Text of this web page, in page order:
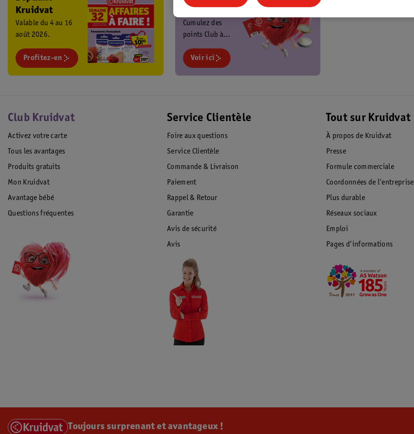
Kruidvat
Valable du 4 au 16
août 2026.
Profitez-en
Cumulez des
points Club à
profitez de
promos
Voir ici
Club Kruidvat
Activez votre carte
Tous les avantages
Produits gratuits
Mon Kruidvat
Avantage bébé
Questions fréquentes
Service Clientèle
Foire aux questions
Service Clientèle
Commande & Livraison
Paiement
Rappel & Retour
Garantie
Avis de sécurité
Avis
Tout sur Kruidvat
À propos de Kruidvat
Presse
Formule commerciale
Coordonnées de l’entreprise
Plus durable
Réseaux sociaux
Emploi
Pages d’informations
Toujours surprenant et avantageux !